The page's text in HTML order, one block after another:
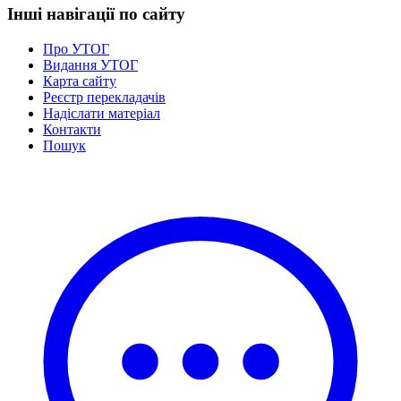
Інші навігації по сайту
Про УТОГ
Видання УТОГ
Карта сайту
Реєстр перекладачів
Надіслати матеріал
Контакти
Пошук